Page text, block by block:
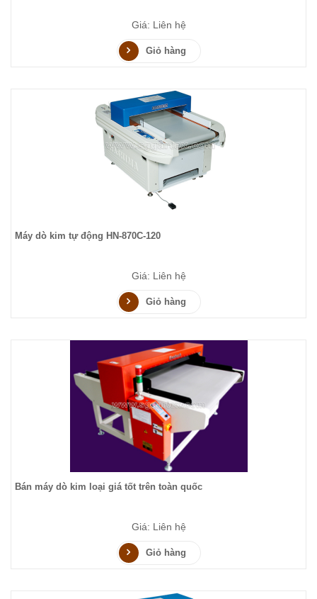
Giá: Liên hệ
Giỏ hàng
Máy dò kim tự động HN-870C-120
Giá: Liên hệ
Giỏ hàng
Bán máy dò kim loại giá tốt trên toàn quốc
Giá: Liên hệ
Giỏ hàng